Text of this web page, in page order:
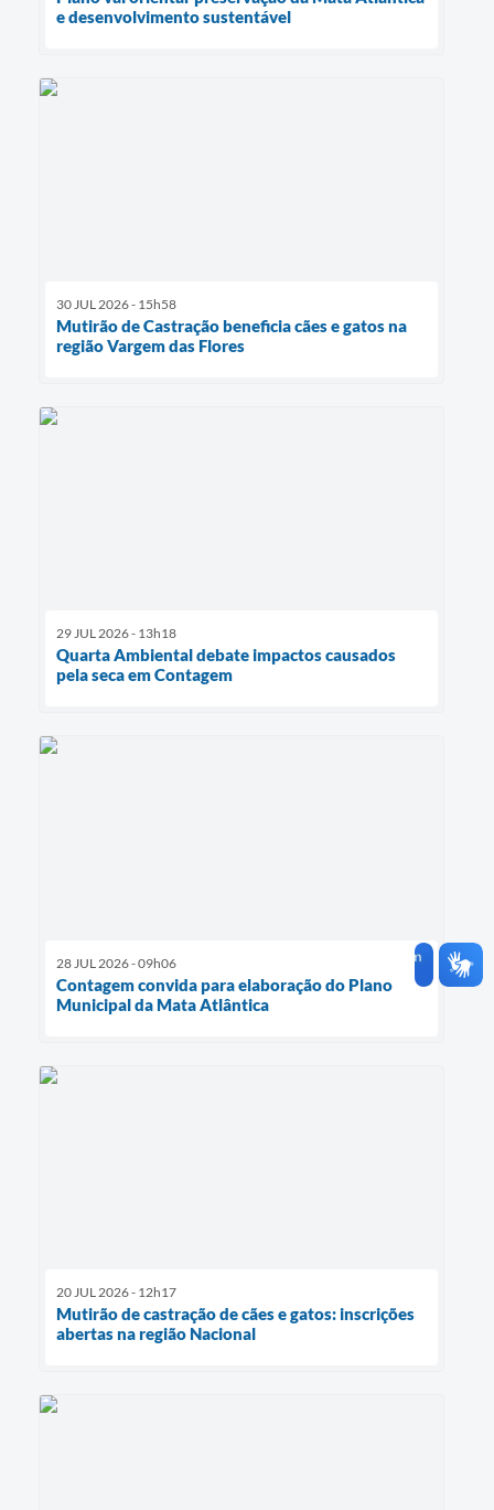
e desenvolvimento sustentável
30 JUL 2026 - 15h58
Mutirão de Castração beneficia cães e gatos na
região Vargem das Flores
29 JUL 2026 - 13h18
Quarta Ambiental debate impactos causados
pela seca em Contagem
28 JUL 2026 - 09h06
Contagem convida para elaboração do Plano
Municipal da Mata Atlântica
20 JUL 2026 - 12h17
Mutirão de castração de cães e gatos: inscrições
abertas na região Nacional